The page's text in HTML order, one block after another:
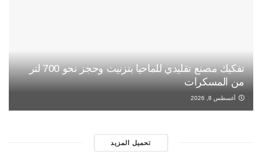
تفكيك مصنع تقليدي للماحيا بتزنيت وحجز نحو 700 لتر
من المسكرات
أغسطس 8, 2026
تحميل المزيد